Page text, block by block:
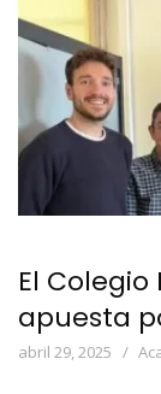
El
apuesta
abril 29, 2025